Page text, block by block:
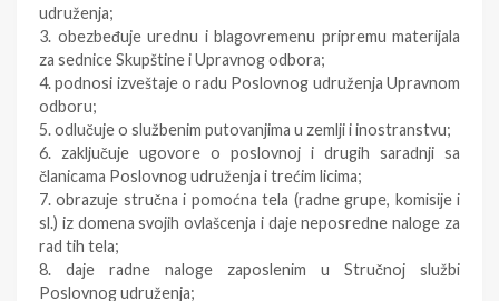
udruženja;
3. obezbeđuje urednu i blagovremenu pripremu materijala
za sednice Skupštine i Upravnog odbora;
4. podnosi izveštaje o radu Poslovnog udruženja Upravnom
odboru;
5. odlučuje o službenim putovanjima u zemlji i inostranstvu;
6. zaključuje ugovore o poslovnoj i drugih saradnji sa
članicama Poslovnog udruženja i trećim licima;
7. obrazuje stručna i pomoćna tela (radne grupe, komisije i
sl.) iz domena svojih ovlašcenja i daje neposredne naloge za
rad tih tela;
8. daje radne naloge zaposlenim u Stručnoj službi
Poslovnog udruženja;